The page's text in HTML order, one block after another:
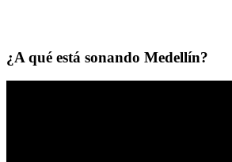
¿A qué está sonando Medellín?